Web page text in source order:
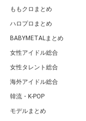
ももクロまとめ
ハロプロまとめ
BABYMETALまとめ
女性アイドル総合
女性タレント総合
海外アイドル総合
韓流・K-POP
モデルまとめ